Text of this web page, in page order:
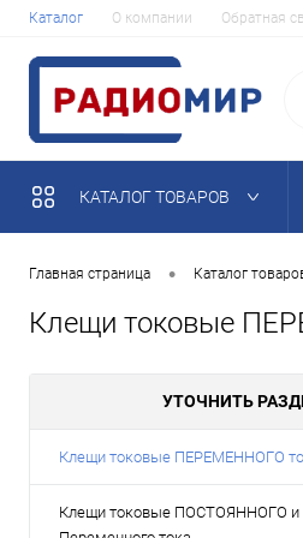
Каталог О компании Обратная
КАТАЛОГ ТОВАРОВ
Главная страница • Каталог
Клещи токовые
УТОЧНИТЬ
Клещи токовые ПЕРЕМЕННОГО
Клещи токовые ПОСТОЯННОГО и